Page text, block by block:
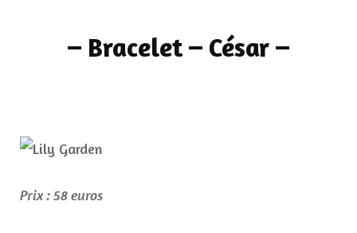
– Bracelet – César –
Prix : 58 euros